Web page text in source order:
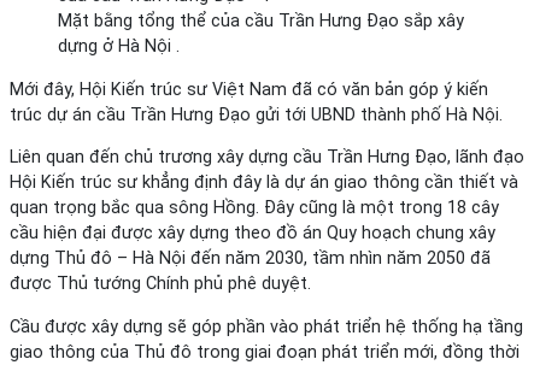
Mặt bằng tổng thể của cầu Trần Hưng Đạo sắp xây
dựng ở Hà Nội .
Mới đây, Hội Kiến trúc sư Việt Nam đã có văn bản góp ý kiến
trúc dự án cầu Trần Hưng Đạo gửi tới UBND thành phố Hà Nội.
Liên quan đến chủ trương xây dựng cầu Trần Hưng Đạo, lãnh đạo
Hội Kiến trúc sư khẳng định đây là dự án giao thông cần thiết và
quan trọng bắc qua sông Hồng. Đây cũng là một trong 18 cây
cầu hiện đại được xây dựng theo đồ án Quy hoạch chung xây
dựng Thủ đô – Hà Nội đến năm 2030, tầm nhìn năm 2050 đã
được Thủ tướng Chính phủ phê duyệt.
Cầu được xây dựng sẽ góp phần vào phát triển hệ thống hạ tầng
giao thông của Thủ đô trong giai đoạn phát triển mới, đồng thời